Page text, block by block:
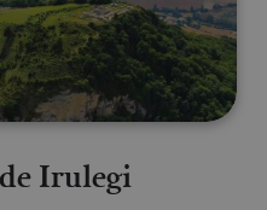
Irulegi